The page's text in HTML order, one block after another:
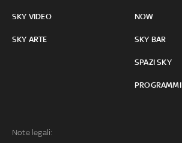
SKY VIDEO
SKY ARTE
NOW
SKY BAR
SPAZI SKY
PROGRAMMI
Note legali: